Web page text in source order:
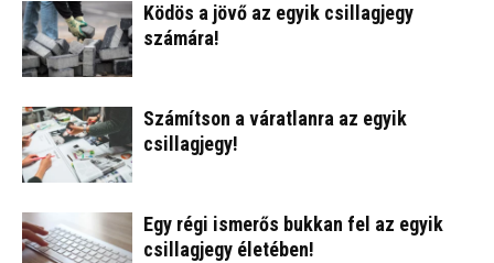
Ködös a jövő az egyik csillagjegy
számára!
Számítson a váratlanra az egyik
csillagjegy!
Egy régi ismerős bukkan fel az egyik
csillagjegy életében!